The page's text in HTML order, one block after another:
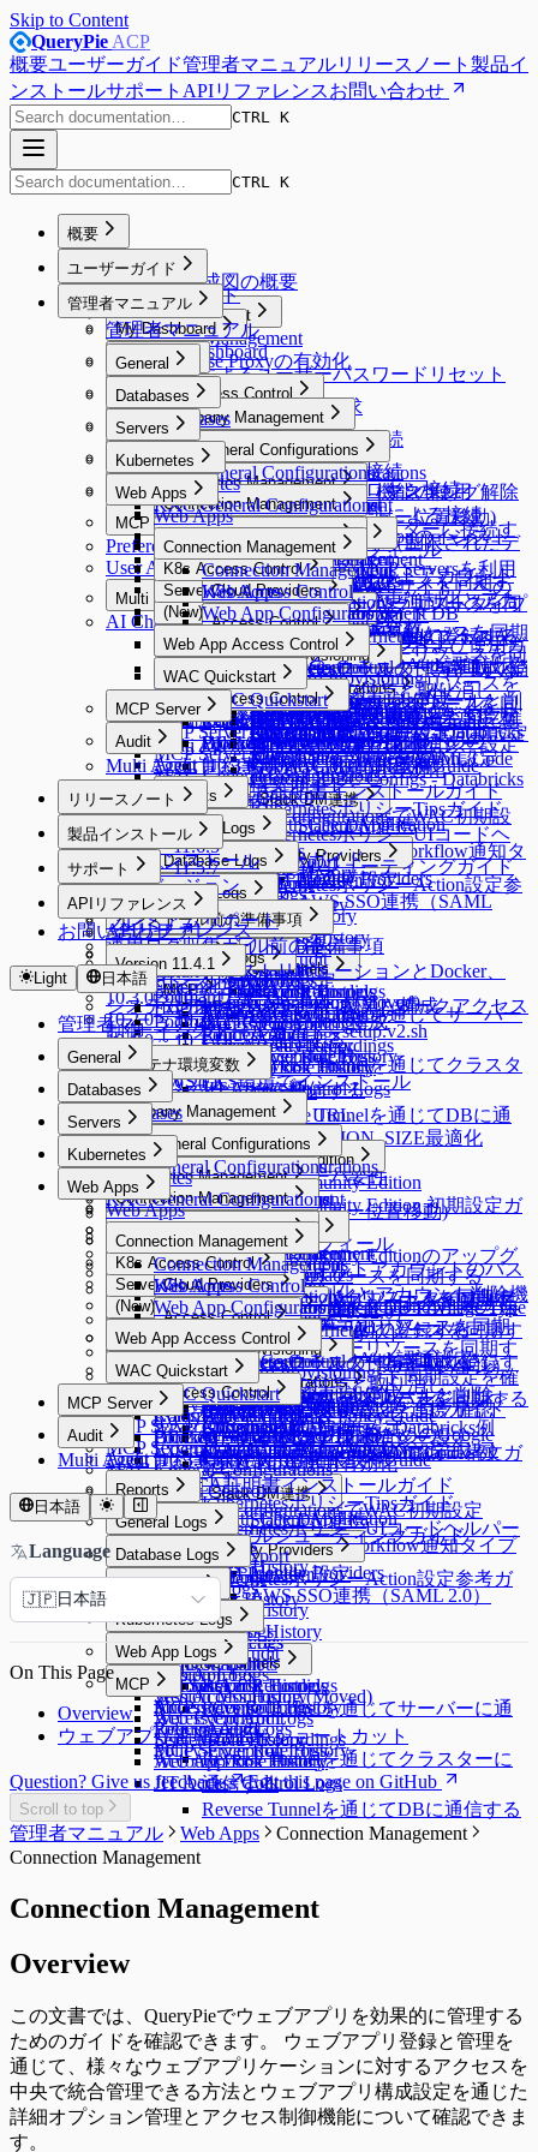
Skip to Content
QueryPie ACP
概要ユーザーガイド管理者マニュアルリリースノート 製品イ
ンストールサポート APIリファレンスお問い合わせ
CTRL K
CTRL K
概要
Overview
システム構成図の概要
Proxy Management
Proxy Management
Database Proxyの有効化
ユーザーガイド
ユーザーガイド
My Dashboard
My Dashboard
Emailによるユーザーパスワードリセット
Workflow
Workflow
DB Access Requestの要求
SQL Requestの要求
SQL Request要求
実行計画（Explain）機能の使用
SQL Export Requestの要求
Unmasking Requestの要求（マスキング解除
要求）
Restricted Data Accessの要求（制限されたデ
ータアクセス要求）
Server Access Requestの要求
Server Privilege Requestの要求
Access Role Requestの要求
IP Registration Requestの要求
DBポリシー例外の要求
承認付加機能（代理承認、再提出など）
Database Access Control
Database Access Control
Web SQLエディターでの接続
Default Privilegeの設定
エージェントなしでのプロキシ接続
Google BigQuery OAuth認証による接続
Custom Data Sourceへの接続
Server Access Control
Server Access Control
認証されたサーバーへの接続
Webターミナルの使用
Web SFTPの使用
Kubernetes Access Control
Kubernetes Access Control
アクセス権限一覧の確認
Web ClientでKubernetesクラスターに接続す
る
Web Access Control
Web Access Control
Root CA証明書およびExtensionのインスト
ール
Webアプリケーション（Webサイト）への
アクセス
MCP Access Control
MCP Access Control
MACを使用してRemote MCP Serversを利用
する
Preferences
User Agent
Multi Agent
Multi Agent
Multi Agent Linuxインストールおよび使用ガ
イド
Multi Agent Seamless SSH使用ガイド
Multi Agent OS別3rd Party Toolサポート一覧
Multi Agent - qpctl CLI使用ガイド
AI Chat
管理者マニュアル
管理者マニュアル
General
General
Company Management
Company Management
General
Security
Allowed Zones
Channels
Alerts
Alerts
New Request > リクエストタイプ
別テンプレート変数
Licenses
User Management
User Management
Users
Users
ユーザープロフィール
qp-adminデフォルトアカウント
のパスワード変更強制化とアカ
ウント削除機能
Groups
Roles
Profile Editor
Profile Editor
Custom Attribute
Authentication
Authentication
Okta連携
LDAP連携
AWS SSO連携
Google SAML連携
Multi-Factor Authentication設定
Provisioning
Provisioning
Provisioning有効化
[Okta] プロビジョニング連携ガ
イド
Workflow Management
Workflow Management
All Requests
Approval Rules
Workflow Configurations
System
System
Integrations
Integrations
Syslog連携
Splunk連携
Secret Store連携
Email連携
Event Callback連携
OAuth 2.0を使用するための
Google Cloud API連携
Slack DM連携
Slack DM連携
Slack DM - Workflow通知タ
イプ
OAuth Client Application
Identity Providers
Identity Providers
AWS SSO連携（SAML
2.0）
LLM Provider設定
API Token
Jobs
Maintenance
Databases
Databases
DAC General Configurations
DAC General Configurations
Unmasking Zones
Masking Pattern (メニュー位置移動)
Connection Management
Connection Management
Cloud Providers
Cloud Providers
AWSからDBリソースを同期す
る
MS AzureからDBリソースを同期
する
Google CloudからDBリソースを
同期する
Dry Run機能でクラウド同期設定
を確認する
DB Connections
DB Connections
MongoDB専用ガイド
DocumentDB専用ガイド
Google BigQuery OAuth認証設定
AWS Athena専用ガイド
Custom Data Source設定とログ確
認
SSL Configurations
SSH Configurations
Kerberos Configurations
Custom JDBC Configs
Custom JDBC Configs
QSI Parser Selection
Custom JDBC Configs - Databricks
例
Custom JDBC Configs - Databricks
例
DB Access Control
DB Access Control
Privilege Type
Privilege Type
MongoDB / Document DB
Privilege Type Mapping
Access Control
Policies
Policies
Data Access
Masking Pattern
Data Masking
Sensitive Data
Policy Exception
Query Rules
Ledger Management
Ledger Management
Ledger Table Policy
Ledger Approval Rules
(New) Policy Management
(New) Policy Management
Data Paths
Data Policies
Exception Management
Monitoring
Monitoring
Running Queries
Proxy Management
Servers
Servers
SAC General Configurations
Connection Management
Connection Management
Cloud Providers
Cloud Providers
AWSからサーバーリソースを同
期する
Azureからサーバーリソースを同
期する
GCPからサーバーリソースを同
期する
Servers
Servers
個別サーバーを手動で登録する
Server Groups
Server Groups
サーバーをグループで管理する
Server Agents for RDP
Server Agents for RDP
Server Agentのインストールと削
除
ProxyJump Configurations
ProxyJump Configurations
ProxyJump作成
Server Account Management
Server Account Management
Server Account Templates
SSH Key Configurations
Account Management
Password Provisioning
Password Provisioning
パスワード変更Job作成
Session Monitoring
Server Access Control
Server Access Control
Access Control
Access Control
Permissionsの付与と取り消し
Roleの付与と取り消し
Server Privilegeの付与
Roles
Policies
Policies
サーバーアクセスポリシー設定
Server Proxy使用有効化
Command Templates
Blocked Accounts
Kubernetes
Kubernetes
KAC General Configurations
Connection Management
Connection Management
Cloud Providers
Cloud Providers
AWSからKubernetesリソースを
同期する
Clusters
Clusters
Kubernetesクラスターを手動で登
録する
K8s Access Control
K8s Access Control
Access Control
Access Control
Kubernetesロールの付与と取り消
し
Roles
Roles
Kubernetesロール設定
Policies
Policies
Kubernetesポリシー設定
KubernetesポリシーYAML Code
構文ガイド
KubernetesポリシーTipsガイド
KubernetesポリシーUIコードヘ
ルパーガイド
KubernetesポリシーAction設定参
考ガイド
Web Apps
Web Apps
Connection Management
Connection Management
Web Apps
Web App Configurations
Web App Access Control
Web App Access Control
Access Control
Access Control
ロールの付与と取り消し
Roles
Policies
WAC Quickstart
WAC Quickstart
[~10.2.7] WAC Role & Policy Guide
[10.2.8~] WAC RBAC Guide
[10.3.0 ~] WAC JIT権限取得Guide
Root CA証明書インストールガイド
Web App ConfigurationsでWAC初期設
定
WACトラブルシューティングガイド
WAC FAQ
MCP Server
MCP Server
MCP Server Connection Management
MAC General Configurations
MCP Access Control
Audit
Audit
Reports
Reports
Reports
Audit Log Export
General Logs
General Logs
User Access History
Activity Logs
Admin Role History
Workflow Logs
Reverse Tunnels
Reverse Tunnels
Reverse Tunnelを通じてサーバー
に通信する
Reverse Tunnelを通じてクラスタ
ーに通信する
Reverse Tunnelを通じてDBに通
信する
AI Chat Audit
Database Logs
Database Logs
DB Access History
Query Audit
Running Queries
DML Snapshots
Account Lock History
Access Control Logs
Policy Audit Logs
Policy Exception Logs
Server Logs
Server Logs
Server Access History
Command Audit
Session Logs
Session Monitoring (Moved)
Access Control Logs
Server Role History
Account Lock History
Kubernetes Logs
Kubernetes Logs
Request Audit
Pod Session Recordings
Kubernetes Role History
Web App Logs
Web App Logs
Web Access History
Web Event Audit
User Activity Recordings
Web App Role History
JIT Access Control Logs
MCP
MCP
Request Audit
MCP Server Role History
Multi Agent 制約事項
リリースノート
Release Notes
11.6.0 ~ 11.6.5
11.5.0 ~ 11.5.7
11.4.0
11.3.0
11.2.0
11.1.0 ~ 11.1.2
11.0.0
10.3.0 ~ 10.3.4
10.2.0 ~ 10.2.12
10.1.0 ~ 10.1.11
10.0.0 ~ 10.0.2
9.20.0 ~ 9.20.2
9.19.0
9.18.0 ~ 9.18.3
9.17.0 ~ 9.17.1
9.16.0 ~ 9.16.4
9.15.0 ~ 9.15.4
9.14.0 ~ 9.14.3
9.13.0 ~ 9.13.5
9.12.0 ~ 9.12.14
9.12.0 ~ 9.12.14
メニュー改善ガイド（9.12.0）
9.11.0 ~ 9.11.5
9.10.0 ~ 9.10.4
9.10.0 ~ 9.10.4
External API変更事項（9.10.0バージョン）
9.9.0 ~ 9.9.8
9.9.0 ~ 9.9.8
External API変更事項（9.8.10バージョン >
9.9.4バージョン）
External API変更事項（9.9.4バージョン >
9.9.5バージョン）
9.8.0 ~ 9.8.12
製品インストール
製品インストール
製品バージョン
インストール前の準備事項
インストール前の準備事項
LinuxディストリビューションとDocker、
Podmanサポート現況
PodmanでRootless Mode構成
インストール
インストール
インストールガイド - 簡単な構成
インストールガイド - setup.v2.sh
setup.sh、setup.v2.sh比較
AWS EKS環境でインストール
インストール後の初期設定
システムアーキテクチャとネットワークアクセス
制御
コンテナ環境変数
コンテナ環境変数
QUERYPIE_WEB_URL
DB_MAX_CONNECTION_SIZE最適化
ライセンスインストール
サーバ構成要件
サーバ構成要件
Public Cloud運用サーバ要件
On-Premise VM要件
サーバ構成要件要約表
QueryPie ACP Community Edition
QueryPie ACP Community Edition
QueryPie ACP Community Edition 初期設定ガ
イド
QueryPie ACP Community Editionのアップグ
レード方法
QueryPie ACP Community Editionの削除方法
MCP設定ガイド
サポート
サポート
プレミアムサポート
運用ログ収集ガイド
APIリファレンス
APIリファレンス
Version 11.4.1
External API v2
External API v0.9
お問い合わせ
Light 日本語
管理者マニュアル
General
General
Company Management
Company Management
General
Security
Allowed Zones
Channels
Alerts
Alerts
New Request > リクエストタイプ別テ
ンプレート変数
Licenses
User Management
User Management
Users
Users
ユーザープロフィール
qp-adminデフォルトアカウントのパス
ワード変更強制化とアカウント削除機
能
Groups
Roles
Profile Editor
Profile Editor
Custom Attribute
Authentication
Authentication
Okta連携
LDAP連携
AWS SSO連携
Google SAML連携
Multi-Factor Authentication設定
Provisioning
Provisioning
Provisioning有効化
[Okta] プロビジョニング連携ガイド
Workflow Management
Workflow Management
All Requests
Approval Rules
Workflow Configurations
System
System
Integrations
Integrations
Syslog連携
Splunk連携
Secret Store連携
Email連携
Event Callback連携
OAuth 2.0を使用するためのGoogle
Cloud API連携
Slack DM連携
Slack DM連携
Slack DM - Workflow通知タイプ
OAuth Client Application
Identity Providers
Identity Providers
AWS SSO連携（SAML 2.0）
LLM Provider設定
API Token
Jobs
Maintenance
Databases
Databases
DAC General Configurations
DAC General Configurations
Unmasking Zones
Masking Pattern (メニュー位置移動)
Connection Management
Connection Management
Cloud Providers
Cloud Providers
AWSからDBリソースを同期する
MS AzureからDBリソースを同期する
Google CloudからDBリソースを同期
する
Dry Run機能でクラウド同期設定を確
認する
DB Connections
DB Connections
MongoDB専用ガイド
DocumentDB専用ガイド
Google BigQuery OAuth認証設定
AWS Athena専用ガイド
Custom Data Source設定とログ確認
SSL Configurations
SSH Configurations
Kerberos Configurations
Custom JDBC Configs
Custom JDBC Configs
QSI Parser Selection
Custom JDBC Configs - Databricks例
Custom JDBC Configs - Databricks例
DB Access Control
DB Access Control
Privilege Type
Privilege Type
MongoDB / Document DB Privilege Type
Mapping
Access Control
Policies
Policies
Data Access
Masking Pattern
Data Masking
Sensitive Data
Policy Exception
Query Rules
Ledger Management
Ledger Management
Ledger Table Policy
Ledger Approval Rules
(New) Policy Management
(New) Policy Management
Data Paths
Data Policies
Exception Management
Monitoring
Monitoring
Running Queries
Proxy Management
Servers
Servers
SAC General Configurations
Connection Management
Connection Management
Cloud Providers
Cloud Providers
AWSからサーバーリソースを同期す
る
Azureからサーバーリソースを同期す
る
GCPからサーバーリソースを同期する
Servers
Servers
個別サーバーを手動で登録する
Server Groups
Server Groups
サーバーをグループで管理する
Server Agents for RDP
Server Agents for RDP
Server Agentのインストールと削除
ProxyJump Configurations
ProxyJump Configurations
ProxyJump作成
Server Account Management
Server Account Management
Server Account Templates
SSH Key Configurations
Account Management
Password Provisioning
Password Provisioning
パスワード変更Job作成
Session Monitoring
Server Access Control
Server Access Control
Access Control
Access Control
Permissionsの付与と取り消し
Roleの付与と取り消し
Server Privilegeの付与
Roles
Policies
Policies
サーバーアクセスポリシー設定
Server Proxy使用有効化
Command Templates
Blocked Accounts
Kubernetes
Kubernetes
KAC General Configurations
Connection Management
Connection Management
Cloud Providers
Cloud Providers
AWSからKubernetesリソースを同期す
る
Clusters
Clusters
Kubernetesクラスターを手動で登録す
る
K8s Access Control
K8s Access Control
Access Control
Access Control
Kubernetesロールの付与と取り消し
Roles
Roles
Kubernetesロール設定
Policies
Policies
Kubernetesポリシー設定
KubernetesポリシーYAML Code構文ガ
イド
KubernetesポリシーTipsガイド
KubernetesポリシーUIコードヘルパー
ガイド
KubernetesポリシーAction設定参考ガ
イド
Web Apps
Web Apps
Connection Management
Connection Management
Web Apps
Web App Configurations
Web App Access Control
Web App Access Control
Access Control
Access Control
ロールの付与と取り消し
Roles
Policies
WAC Quickstart
WAC Quickstart
[~10.2.7] WAC Role & Policy Guide
[10.2.8~] WAC RBAC Guide
[10.3.0 ~] WAC JIT権限取得Guide
Root CA証明書インストールガイド
Web App ConfigurationsでWAC初期設定
WACトラブルシューティングガイド
WAC FAQ
MCP Server
MCP Server
MCP Server Connection Management
MAC General Configurations
MCP Access Control
Audit
Audit
Reports
Reports
Reports
Audit Log Export
General Logs
General Logs
User Access History
Activity Logs
Admin Role History
Workflow Logs
Reverse Tunnels
Reverse Tunnels
Reverse Tunnelを通じてサーバーに通
信する
Reverse Tunnelを通じてクラスターに
通信する
Reverse Tunnelを通じてDBに通信する
AI Chat Audit
Database Logs
Database Logs
DB Access History
Query Audit
Running Queries
DML Snapshots
Account Lock History
Access Control Logs
Policy Audit Logs
Policy Exception Logs
Server Logs
Server Access History
Command Audit
Session Logs
Session Monitoring (Moved)
Access Control Logs
Server Role History
Account Lock History
Kubernetes Logs
Kubernetes Logs
Request Audit
Pod Session Recordings
Kubernetes Role History
Web App Logs
Web App Logs
Web Access History
Web Event Audit
User Activity Recordings
Web App Role History
JIT Access Control Logs
MCP
MCP
Request Audit
MCP Server Role History
Multi Agent 制約事項
日本語
Language
🇯🇵日本語
On This Page
Overview
ウェブアプリ管理ガイド ショートカット
Question? Give us feedback Edit this page on GitHub
Scroll to top
管理者マニュアル Web Apps
Connection Management
Connection Management
Connection Management
Overview
この文書では、QueryPieでウェブアプリを効果的に管理する
ためのガイドを確認できます。 ウェブアプリ登録と管理を
通じて、様々なウェブアプリケーションに対するアクセスを
中央で統合管理できる方法とウェブアプリ構成設定を通じた
詳細オプション管理とアクセス制御機能について確認できま
す。